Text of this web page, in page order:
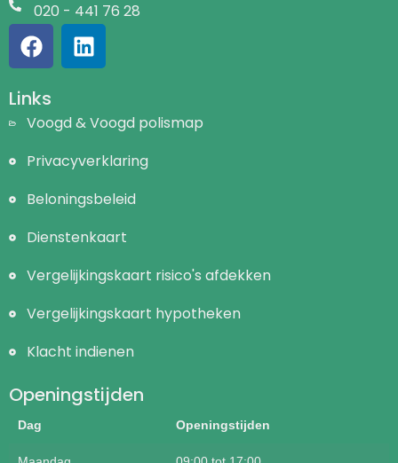
020 - 441 76 28
Links
Voogd & Voogd polismap
Privacyverklaring
Beloningsbeleid
Dienstenkaart
Vergelijkingskaart risico's afdekken
Vergelijkingskaart hypotheken
Klacht indienen
Openingstijden
Dag Openingstijden